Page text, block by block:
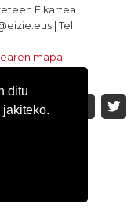
ditu
Elkartea
| Tel.
mapa